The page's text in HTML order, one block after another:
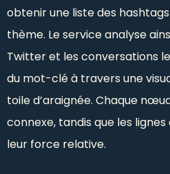
obtenir une liste des
thème. Le service analyse
Twitter et les conversations
du mot-clé à travers une
toile d’araignée. Chaque
connexe, tandis que les
leur force relative.